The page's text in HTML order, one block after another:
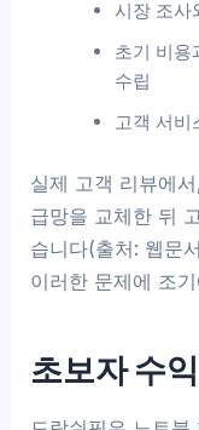
시장 조사
초기 비용
수립
고객 서비
실제 고객 리뷰에
급망을 교체한 뒤
습니다(출처: 웹문
이러한 문제에 조
초보자 수